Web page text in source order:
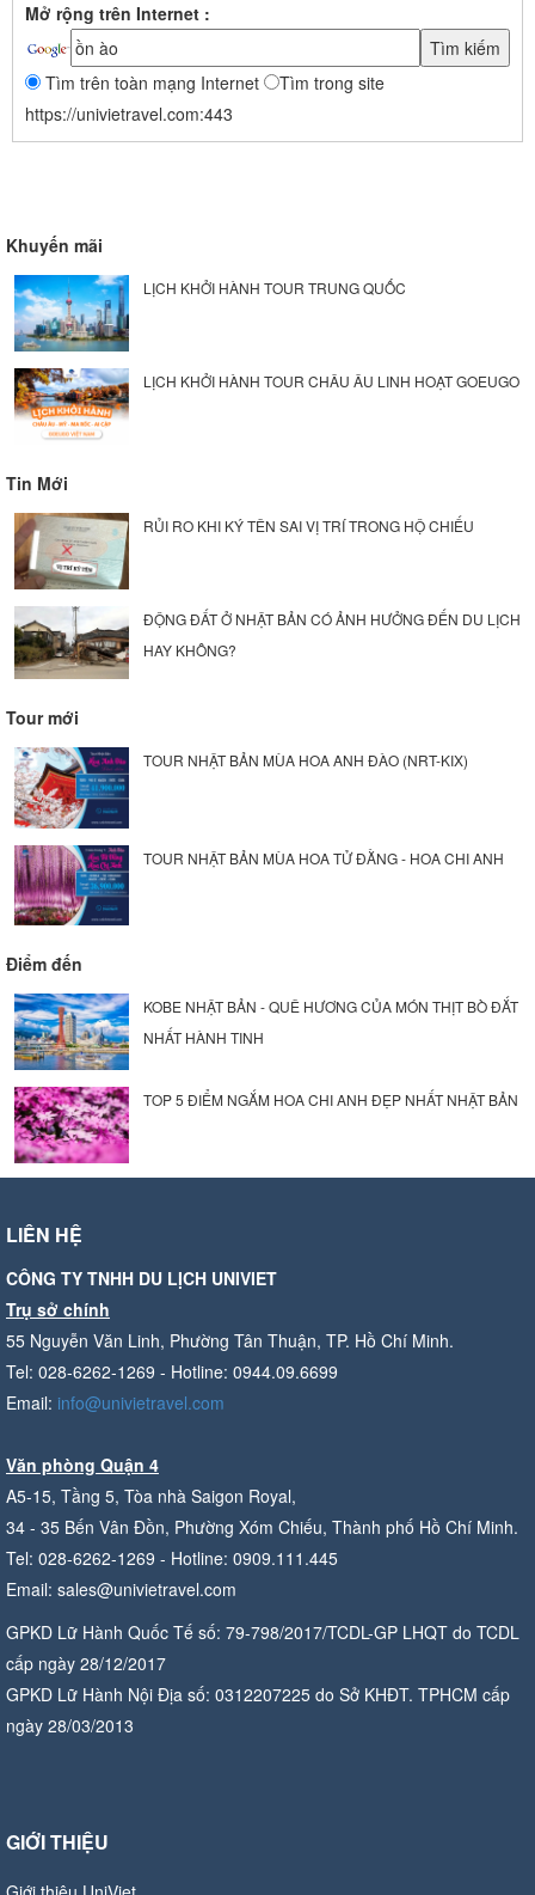
Mở rộng trên Internet :
Tìm trên toàn mạng Internet
Tìm trong site
https://univietravel.com:443
Khuyến mãi
LỊCH KHỞI HÀNH TOUR TRUNG QUỐC
LỊCH KHỞI HÀNH TOUR CHÂU ÂU LINH HOẠT GOEUGO
Tin Mới
RỦI RO KHI KÝ TÊN SAI VỊ TRÍ TRONG HỘ CHIẾU
ĐỘNG ĐẤT Ở NHẬT BẢN CÓ ẢNH HƯỞNG ĐẾN DU LỊCH
HAY KHÔNG?
Tour mới
TOUR NHẬT BẢN MÙA HOA ANH ĐÀO (NRT-KIX)
TOUR NHẬT BẢN MÙA HOA TỬ ĐẰNG - HOA CHI ANH
Điểm đến
KOBE NHẬT BẢN - QUÊ HƯƠNG CỦA MÓN THỊT BÒ ĐẮT
NHẤT HÀNH TINH
TOP 5 ĐIỂM NGẮM HOA CHI ANH ĐẸP NHẤT NHẬT BẢN
LIÊN HỆ
CÔNG TY TNHH DU LỊCH UNIVIET
Trụ sở chính
55 Nguyễn Văn Linh, Phường Tân Thuận, TP. Hồ Chí Minh.
Tel: 028-6262-1269 - Hotline: 0944.09.6699
Email: info@univietravel.com
Văn phòng Quận 4
A5-15, Tầng 5, Tòa nhà Saigon Royal,
34 - 35 Bến Vân Đồn, Phường Xóm Chiếu, Thành phố Hồ Chí Minh.
Tel: 028-6262-1269 - Hotline: 0909.111.445
Email: sales@univietravel.com
GPKD Lữ Hành Quốc Tế số: 79-798/2017/TCDL-GP LHQT do TCDL
cấp ngày 28/12/2017
GPKD Lữ Hành Nội Địa số: 0312207225 do Sở KHĐT. TPHCM cấp
ngày 28/03/2013
GIỚI THIỆU